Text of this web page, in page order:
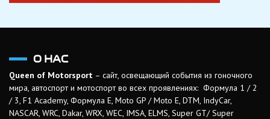
О НАС
Queen of Motorsport – сайт, освещающий события из гоночного
мира, автоспорт и мотоспорт во всех проявлениях: Формула 1 / 2
/ 3, F1 Academy, Формула Е, Moto GP / Moto E, DTM, IndyCar,
NASCAR, WRC, Dakar, WRX, WEC, IMSA, ELMS, Super GT/ Super